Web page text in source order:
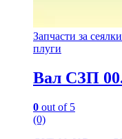
Запчасти за
плуги
Вал СЗП
0 out of 5
(0)